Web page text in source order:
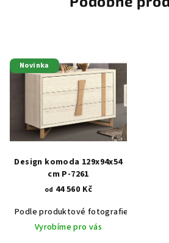
Novinka
Design komoda 129x94x54
cm P-7261
od 44 560 Kč
Podle produktové fotografie
Vyrobíme pro vás